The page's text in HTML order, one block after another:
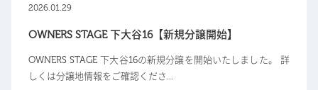
2026.01.29
OWNERS STAGE 下大谷16【新規分譲開始】
OWNERS STAGE 下大谷16の新規分譲を開始いたしました。 詳
しくは分譲地情報をご確認くださ...